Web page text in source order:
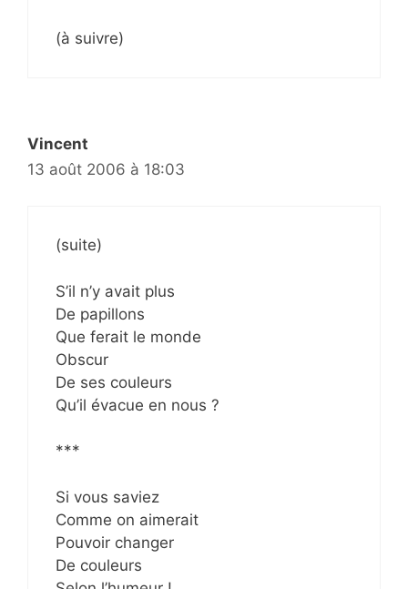
(à suivre)
Vincent
13 août 2006 à 18:03
(suite)
S’il n’y avait plus
De papillons
Que ferait le monde
Obscur
De ses couleurs
Qu’il évacue en nous ?
***
Si vous saviez
Comme on aimerait
Pouvoir changer
De couleurs